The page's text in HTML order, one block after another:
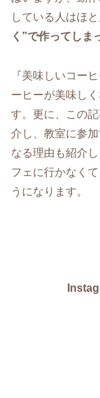
している人はほ
く”で作ってしま
『美味しいコー
ーヒーが美味し
す。更に、この
介し、教室に参
なる理由も紹介
フェに行かなく
うになります。